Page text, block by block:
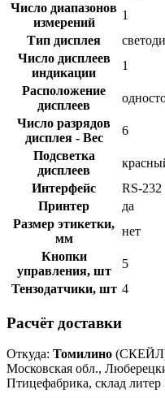
Число диапазонов
измерений
1
Тип дисплея
Число дисплеев
индикации
1
Расположение
дисплеев
Число разрядов
дисплея - Вес
6
Подсветка
дисплеев
Интерфейс
RS-232
Принтер
да
Размер этикетки,
мм
нет
Кнопки
управления, шт
5
Тензодатчики, шт 4
Расчёт доставки
Откуда: Томилино
Московская обл.,
Птицефабрика, склад